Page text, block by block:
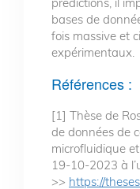
bases de
fois massive et
expérimentaux.
Références :
[1] Thèse de
de données de
microfluidique
19-10-2023 à
>> https://